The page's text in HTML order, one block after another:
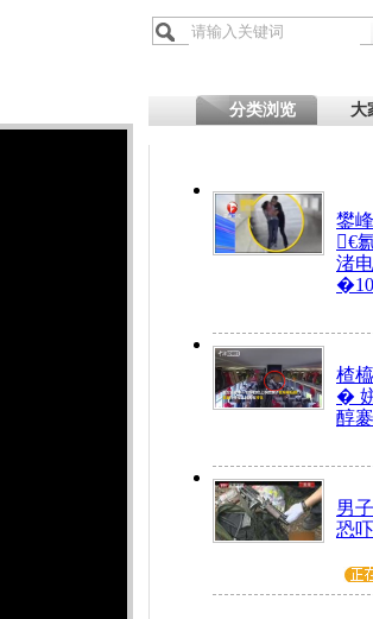
分类浏览 大
鐢
€
渚
楂
�
醇
男
恐